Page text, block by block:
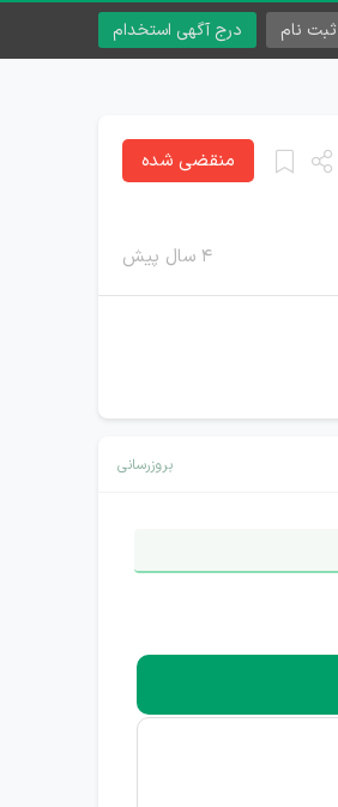
درج آگهی استخدام ثبت نام
۴ سال پیش
منقضی شده
بروزرسانی